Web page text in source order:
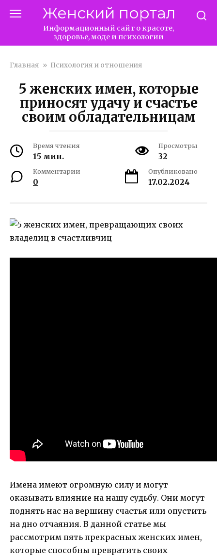
Женский портал
Информационный сайт о красоте,
здоровье, моде и психологии
Главная » Психология и отношения
5 женских имен, которые
приносят удачу и счастье
своим обладательницам
Время чтения
15 мин.
Просмотры
32
Комментарии
0
Опубликовано
17.02.2024
Имена имеют огромную силу и могут
оказывать влияние на нашу судьбу. Они могут
поднять нас на вершину счастья или опустить
на дно отчаяния. В данной статье мы
рассмотрим пять прекрасных женских имен,
которые способны превратить своих